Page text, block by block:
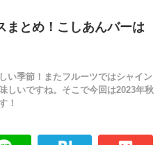
まとめ！こしあんバーは
い季節！またフルーツではシャイン
しいですね。そこで今回は2023年秋
！